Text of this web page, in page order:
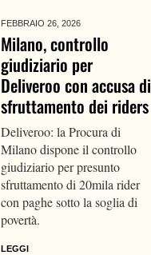
FEBBRAIO 26, 2026
Milano, controllo
giudiziario per
Deliveroo con accusa di
sfruttamento dei riders
Deliveroo: la Procura di
Milano dispone il controllo
giudiziario per presunto
sfruttamento di 20mila rider
con paghe sotto la soglia di
povertà.
LEGGI